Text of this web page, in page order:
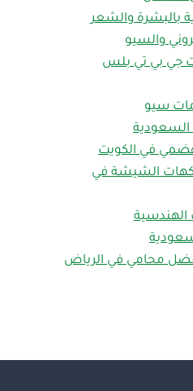
بالبشرة والشعر
والسيو
جي بي تي بلس
سيو
في الكويت
الشيشة في
محامي في الرياض